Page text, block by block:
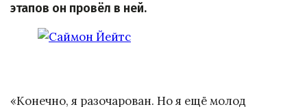
этапов он провёл в ней.
«Конечно, я разочарован. Но я ещё молод